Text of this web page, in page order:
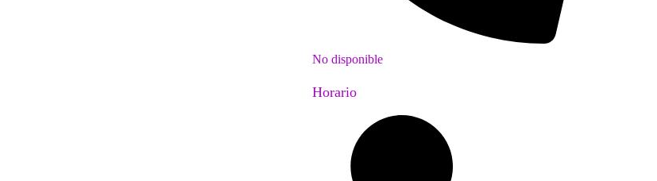
No disponible
Horario